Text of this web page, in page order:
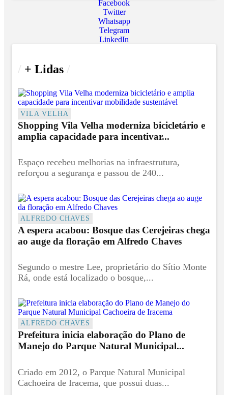
Facebook
Twitter
Whatsapp
Telegram
LinkedIn
+ Lidas
VILA VELHA
Shopping Vila Velha moderniza bicicletário e
amplia capacidade para incentivar...
Espaço recebeu melhorias na infraestrutura,
reforçou a segurança e passou de 240...
ALFREDO CHAVES
A espera acabou: Bosque das Cerejeiras chega
ao auge da floração em Alfredo Chaves
Segundo o mestre Lee, proprietário do Sítio Monte
Rá, onde está localizado o bosque,...
ALFREDO CHAVES
Prefeitura inicia elaboração do Plano de
Manejo do Parque Natural Municipal...
Criado em 2012, o Parque Natural Municipal
Cachoeira de Iracema, que possui duas...